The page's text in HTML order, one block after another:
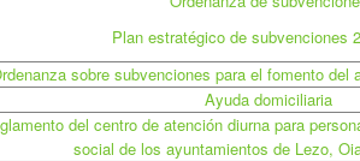
Plan estratégico de subvenciones
sobre subvenciones para el fomento del
Ayuda domiciliaria
del centro de atención diurna para
social de los ayuntamientos de Lezo,